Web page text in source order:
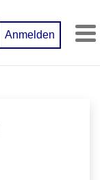
Anmelden